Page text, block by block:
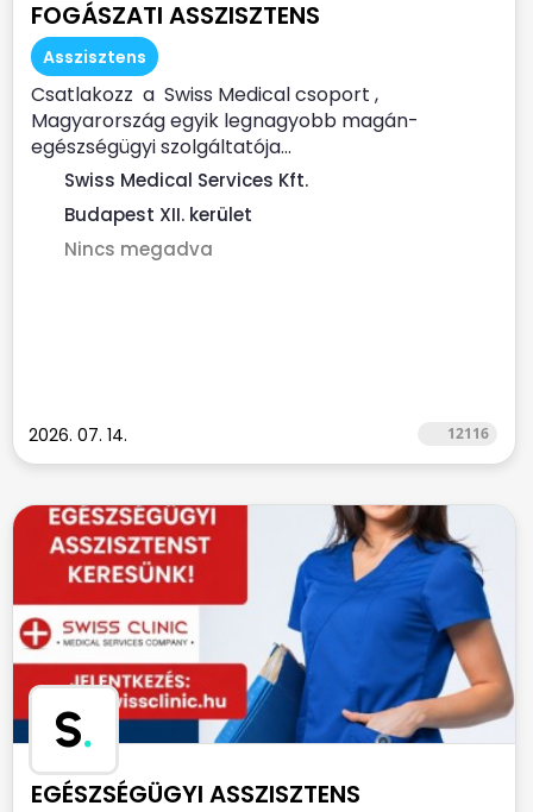
FOGÁSZATI ASSZISZTENS
Asszisztens
Csatlakozz a Swiss Medical csoport ,
Magyarország egyik legnagyobb magán-
egészségügyi szolgáltatója...
Swiss Medical Services Kft.
Budapest XII. kerület
Nincs megadva
2026. 07. 14. 12116
S.
EGÉSZSÉGÜGYI ASSZISZTENS